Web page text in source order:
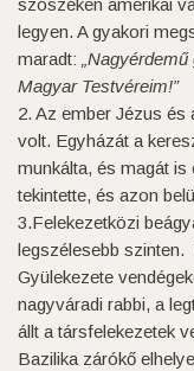
szószéken amerikai
legyen. A gyakori
maradt:
Magyar Testvéreim!”
2. Az ember Jézus és
volt. Egyházát a
munkálta, és magát
tekintette, és azon
3.Felekezetközi
legszélesebb szinten.
Gyülekezete
nagyváradi rabbi, a
állt a társfelekezetek
Bazilika zárókő